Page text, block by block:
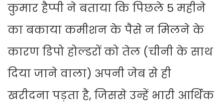
कुमार हैप्पी ने बताया कि पिछले 5 महीने
का बकाया कमीशन के पैसे न मिलने के
कारण डिपो होल्डरों को तेल (चीनी के साथ
दिया जाने वाला) अपनी जेब से ही
खरीदना पड़ता है, जिससे उन्हें भारी आर्थिक